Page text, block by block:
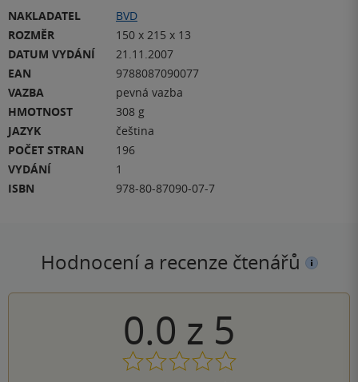
NAKLADATEL
BVD
ROZMĚR
150 x 215 x 13
DATUM VYDÁNÍ
21.11.2007
EAN
9788087090077
VAZBA
pevná vazba
HMOTNOST
308 g
JAZYK
čeština
POČET STRAN
196
VYDÁNÍ
1
ISBN
978-80-87090-07-7
Hodnocení a recenze čtenářů
0.0 z 5